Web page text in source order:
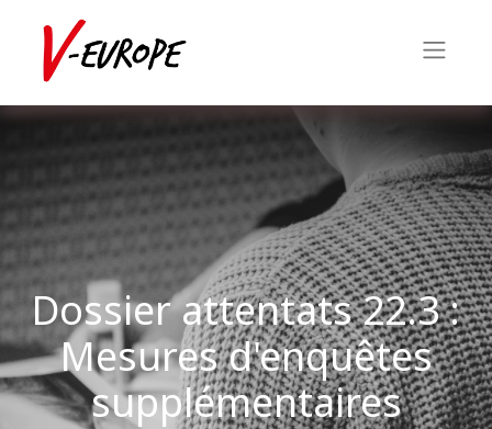
Dossier attentats 22.3 :
Mesures d'enquêtes
supplémentaires